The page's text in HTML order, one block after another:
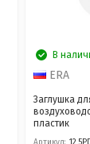
В
ERA
Заглушка
пластик
Артикул: